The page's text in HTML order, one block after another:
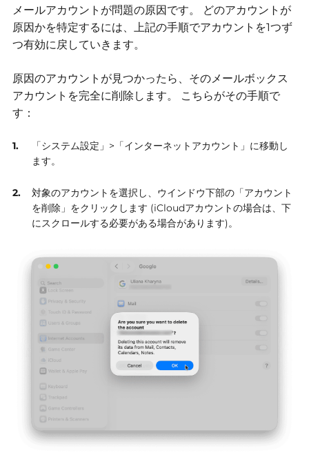
メールアカウントが問題の原因です。
どのアカウントが
原因かを特定するには、上記の手順でアカウントを1つず
つ有効に戻していきます。
原因のアカウントが見つかったら、そのメールボックス
アカウントを完全に削除します。
こちらがその手順で
す：
「システム設定」>「インターネットアカウント」に移動し
ます。
対象のアカウントを選択し、ウインドウ下部の「アカウント
を削除」をクリックします (iCloudアカウントの場合は、下
にスクロールする必要がある場合があります)。